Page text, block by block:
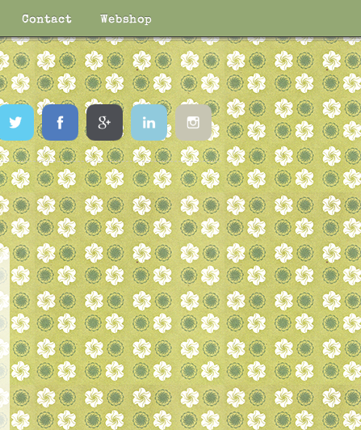
Contact Webshop
TwitterFacebookGoogleLinkedInInstagram